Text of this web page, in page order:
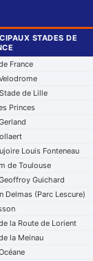
STADES DE
France
de Lille
Princes
Louis Fonteneau
de Toulouse
Guichard
Delmas (Parc Lescure)
la Route de Lorient
la Meinau